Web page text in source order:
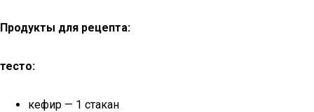
Продукты для рецепта:
тесто:
кефир — 1 стакан